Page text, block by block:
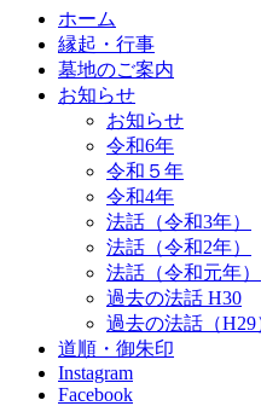
ホーム
縁起・行事
墓地のご案内
お知らせ
お知らせ
令和6年
令和５年
令和4年
法話（令和3年）
法話（令和2年）
法話（令和元年）
過去の法話 H30
過去の法話（H29
道順・御朱印
Instagram
Facebook